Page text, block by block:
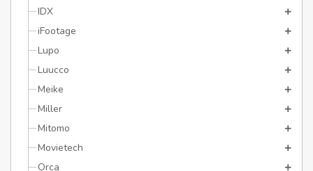
IDX
iFootage
Lupo
Luucco
Meike
Miller
Mitomo
Movietech
Orca